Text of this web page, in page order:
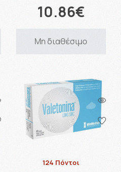
10.86€
Μη διαθέσιμο
124 Πόντοι